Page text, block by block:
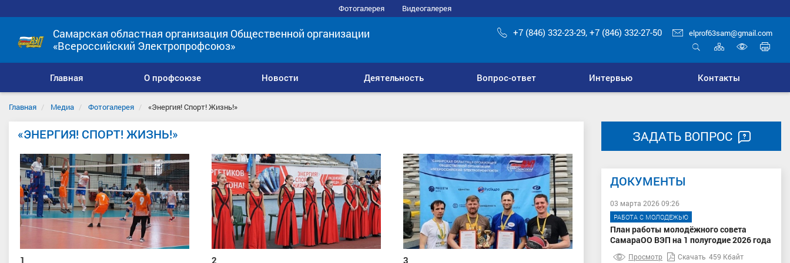
Фотогалерея Видеогалерея
Самарская областная организация Общественной организации
«Всероссийский Электропрофсоюз»
+7 (846) 332-23-29, +7 (846) 332-27-50 elprof63sam@gmail.com
Карта
сайта
для
Главная О профсоюзе Новости Деятельность Вопрос-ответ Интервью Контакты
Главная Медиа Фотогалерея «Энергия! Спорт! Жизнь!»
«ЭНЕРГИЯ! СПОРТ! ЖИЗНЬ!»
1 2 3
ЗАДАТЬ ВОПРОС
ДОКУМЕНТЫ
03 марта 2026 09:26
РАБОТА С МОЛОДЕЖЬЮ
План работы молодёжного совета
СамараОО ВЭП на 1 полугодие 2026 года
Просмотр Скачать 459 Кбайт